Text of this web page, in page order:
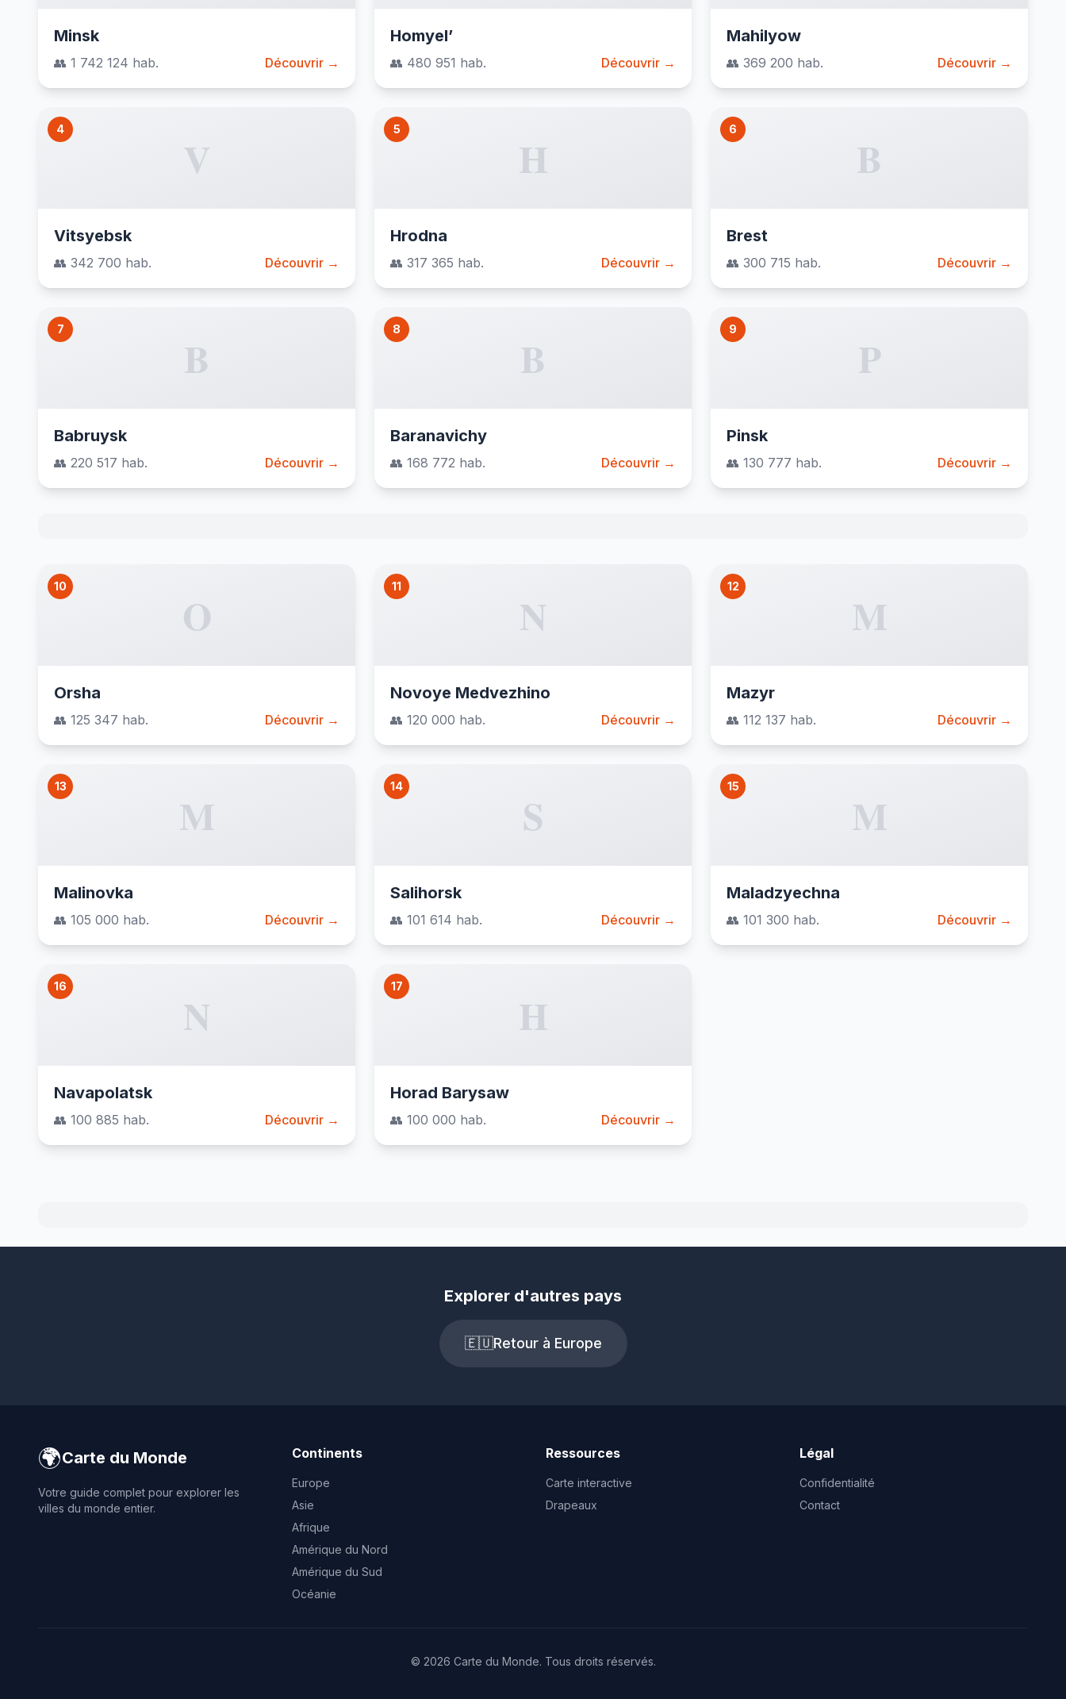
Minsk
👥 1 742 124 hab. Découvrir →
Homyel’
👥 480 951 hab. Découvrir →
Mahilyow
👥 369 200 hab. Découvrir →
4
V
Vitsyebsk
👥 342 700 hab. Découvrir →
5
H
Hrodna
👥 317 365 hab. Découvrir →
6
B
Brest
👥 300 715 hab. Découvrir →
7
B
Babruysk
👥 220 517 hab. Découvrir →
8
B
Baranavichy
👥 168 772 hab. Découvrir →
9
P
Pinsk
👥 130 777 hab. Découvrir →
10
O
Orsha
👥 125 347 hab. Découvrir →
11
N
Novoye Medvezhino
👥 120 000 hab. Découvrir →
12
M
Mazyr
👥 112 137 hab. Découvrir →
13
M
Malinovka
👥 105 000 hab. Découvrir →
14
S
Salihorsk
👥 101 614 hab. Découvrir →
15
M
Maladzyechna
👥 101 300 hab. Découvrir →
16
N
Navapolatsk
👥 100 885 hab. Découvrir →
17
H
Horad Barysaw
👥 100 000 hab. Découvrir →
Explorer d'autres pays
🇪🇺Retour à Europe
🌍Carte du Monde
Votre guide complet pour explorer les
villes du monde entier.
Continents
Europe
Asie
Afrique
Amérique du Nord
Amérique du Sud
Océanie
Ressources
Carte interactive
Drapeaux
Légal
Confidentialité
Contact
© 2026 Carte du Monde. Tous droits réservés.